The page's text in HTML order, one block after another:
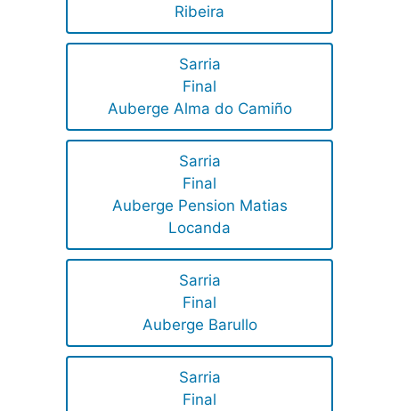
Ribeira
Sarria
Final
Auberge Alma do Camiño
Sarria
Final
Auberge Pension Matias
Locanda
Sarria
Final
Auberge Barullo
Sarria
Final